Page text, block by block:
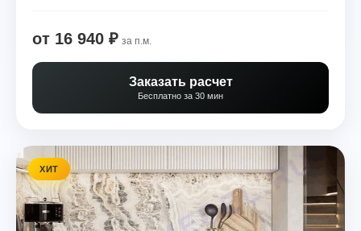
от 16 940 ₽ за п.м.
Заказать расчет
Бесплатно за 30 мин
ХИТ